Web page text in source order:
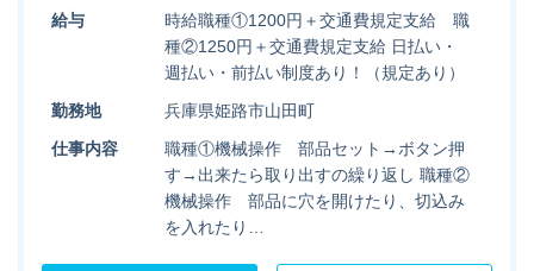
給与
時給職種①1200円＋交通費規定支給 職
種②1250円＋交通費規定支給 日払い・
週払い・前払い制度あり！（規定あり）
勤務地
兵庫県姫路市山田町
仕事内容
職種①機械操作 部品セット→ボタン押
す→出来たら取り出すの繰り返し 職種②
機械操作 部品に穴を開けたり、切込み
を入れたり…